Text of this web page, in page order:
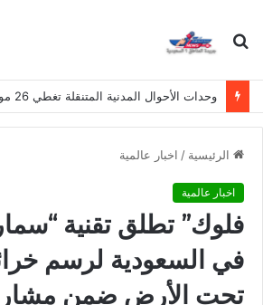
بحث
الرئيسية / اخبار عالمية
اخبار عالمية
فلوك” تطلق تقنية
في السعودية لرسم
تحت الأرض ضمن